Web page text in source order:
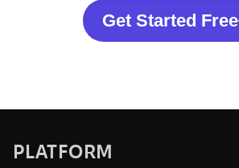
Get Started Free
PLATFORM